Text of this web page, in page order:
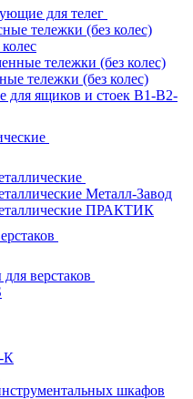
для телег
тележки (без колес)
тележки (без колес)
тележки (без колес)
для ящиков и стоек В1-В2-
Металл-Завод
ПРАКТИК
верстаков
К
шкафов